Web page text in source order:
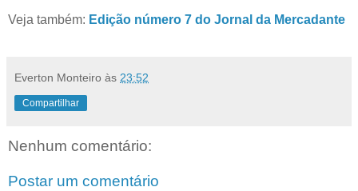
Veja também: Edição número 7 do Jornal da Mercadante
Everton Monteiro às 23:52
Compartilhar
Nenhum comentário:
Postar um comentário